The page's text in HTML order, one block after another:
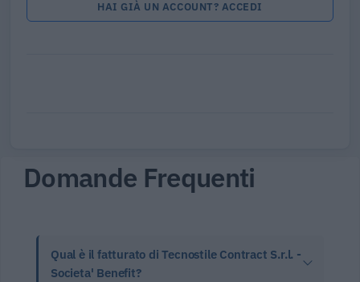
HAI GIÀ UN ACCOUNT? ACCEDI
Domande Frequenti
Qual è il fatturato di Tecnostile Contract S.r.l. -
Societa' Benefit?